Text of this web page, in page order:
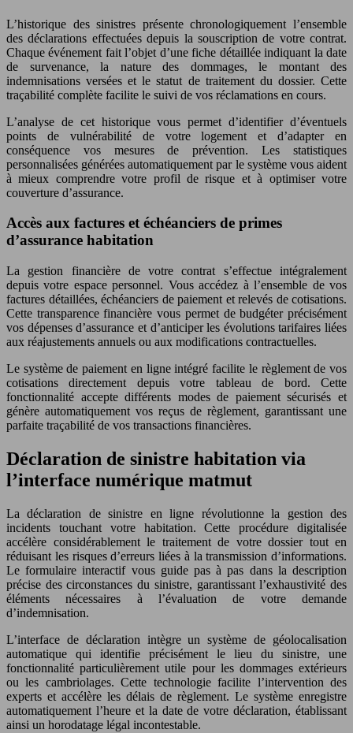
L’historique des sinistres présente chronologiquement l’ensemble
des déclarations effectuées depuis la souscription de votre contrat.
Chaque événement fait l’objet d’une fiche détaillée indiquant la date
de survenance, la nature des dommages, le montant des
indemnisations versées et le statut de traitement du dossier. Cette
traçabilité complète facilite le suivi de vos réclamations en cours.
L’analyse de cet historique vous permet d’identifier d’éventuels
points de vulnérabilité de votre logement et d’adapter en
conséquence vos mesures de prévention. Les statistiques
personnalisées générées automatiquement par le système vous aident
à mieux comprendre votre profil de risque et à optimiser votre
couverture d’assurance.
Accès aux factures et échéanciers de primes
d’assurance habitation
La gestion financière de votre contrat s’effectue intégralement
depuis votre espace personnel. Vous accédez à l’ensemble de vos
factures détaillées, échéanciers de paiement et relevés de cotisations.
Cette transparence financière vous permet de budgéter précisément
vos dépenses d’assurance et d’anticiper les évolutions tarifaires liées
aux réajustements annuels ou aux modifications contractuelles.
Le système de paiement en ligne intégré facilite le règlement de vos
cotisations directement depuis votre tableau de bord. Cette
fonctionnalité accepte différents modes de paiement sécurisés et
génère automatiquement vos reçus de règlement, garantissant une
parfaite traçabilité de vos transactions financières.
Déclaration de sinistre habitation via
l’interface numérique matmut
La déclaration de sinistre en ligne révolutionne la gestion des
incidents touchant votre habitation. Cette procédure digitalisée
accélère considérablement le traitement de votre dossier tout en
réduisant les risques d’erreurs liées à la transmission d’informations.
Le formulaire interactif vous guide pas à pas dans la description
précise des circonstances du sinistre, garantissant l’exhaustivité des
éléments nécessaires à l’évaluation de votre demande
d’indemnisation.
L’interface de déclaration intègre un système de géolocalisation
automatique qui identifie précisément le lieu du sinistre, une
fonctionnalité particulièrement utile pour les dommages extérieurs
ou les cambriolages. Cette technologie facilite l’intervention des
experts et accélère les délais de règlement. Le système enregistre
automatiquement l’heure et la date de votre déclaration, établissant
ainsi un horodatage légal incontestable.